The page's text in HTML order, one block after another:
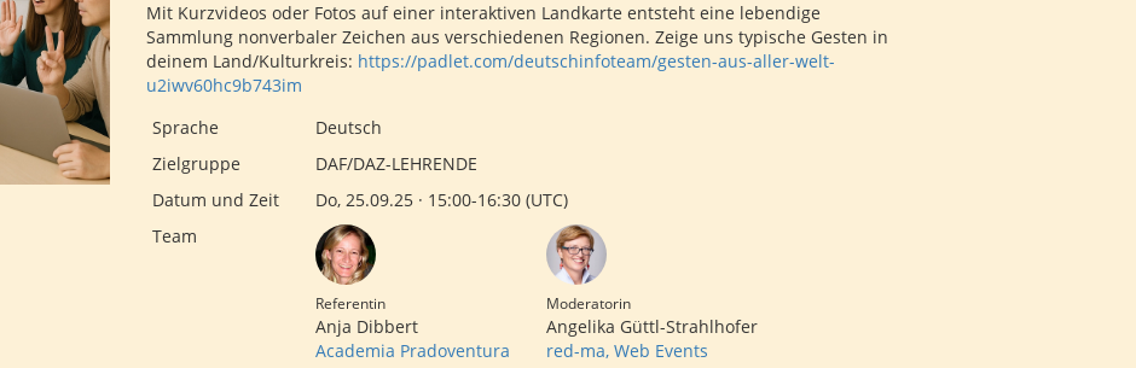
Mit Kurzvideos oder Fotos auf einer interaktiven Landkarte entsteht eine lebendige
Sammlung nonverbaler Zeichen aus verschiedenen Regionen. Zeige uns typische Gesten in
deinem Land/Kulturkreis: https://padlet.com/deutschinfoteam/gesten-aus-aller-welt-
u2iwv60hc9b743im
Sprache
Deutsch
Zielgruppe
DAF/DAZ-LEHRENDE
Datum und Zeit
Do, 25.09.25 · 15:00-16:30 (UTC)
Team
Referentin
Anja Dibbert
Academia Pradoventura
Moderatorin
Angelika Güttl-Strahlhofer
red-ma, Web Events